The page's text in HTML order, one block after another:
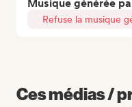
Musique générée
Refuse la musique
Ces médias /